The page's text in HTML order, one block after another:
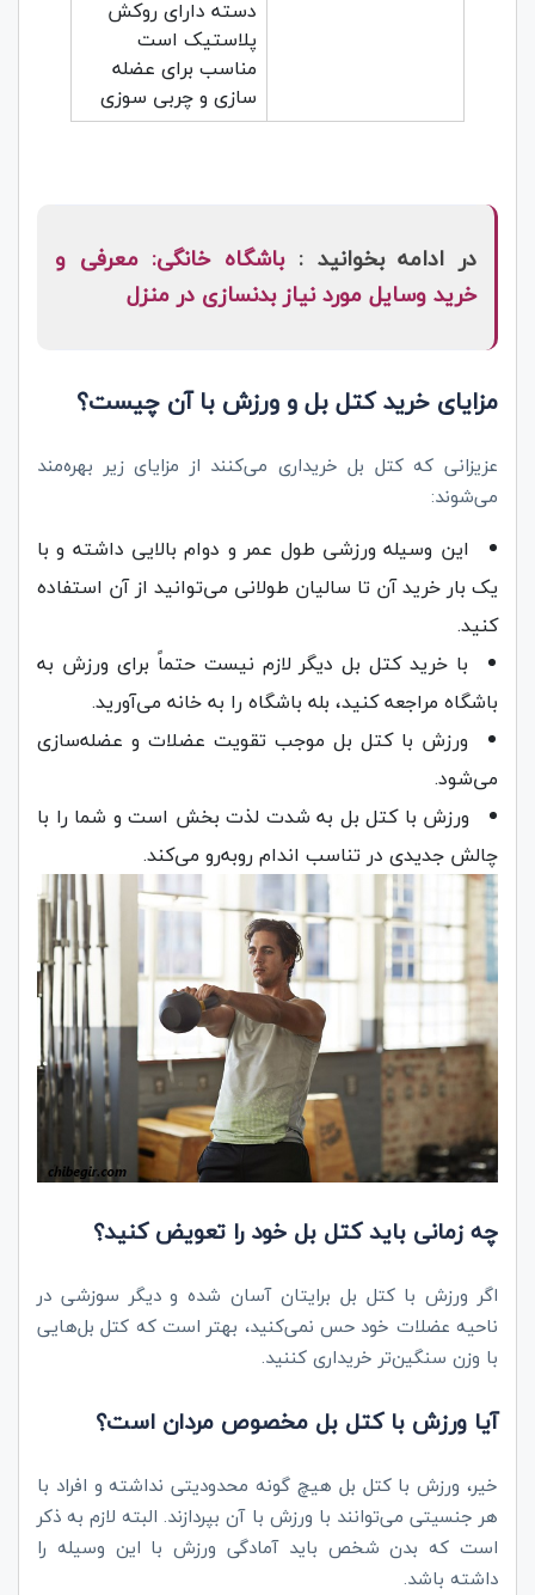
دسته دارای روکش
پلاستیک است
مناسب برای عضله
سازی و چربی سوزی
در ادامه بخوانید :باشگاه خانگی: معرفی و
خرید وسایل مورد نیاز بدنسازی در منزل
مزایای خرید کتل بل و ورزش با آن چیست؟
عزیزانی که کتل بل خریداری می‌کنند از مزایای زیر بهره‌مند
می‌شوند:
این وسیله ورزشی طول عمر و دوام بالایی داشته و با
یک بار خرید آن تا سالیان طولانی می‌توانید از آن استفاده
کنید.
با خرید کتل بل دیگر لازم نیست حتماً برای ورزش به
باشگاه مراجعه کنید، بله باشگاه را به خانه می‌آورید.
ورزش با کتل بل موجب تقویت عضلات و عضله‌سازی
می‌شود.
ورزش با کتل بل به شدت لذت بخش است و شما را با
چالش جدیدی در تناسب اندام روبه‌رو می‌کند.
چه زمانی باید کتل بل خود را تعویض کنید؟
اگر ورزش با کتل بل برایتان آسان شده و دیگر سوزشی در
ناحیه عضلات خود حس نمی‌کنید، بهتر است که کتل بل‌هایی
با وزن سنگین‌تر خریداری کننید.
آیا ورزش با کتل بل مخصوص مردان است؟
خیر، ورزش با کتل بل هیچ گونه محدودیتی نداشته و افراد با
هر جنسیتی می‌توانند با ورزش با آن بپردازند. البته لازم به ذکر
است که بدن شخص باید آمادگی ورزش با این وسیله را
داشته باشد.